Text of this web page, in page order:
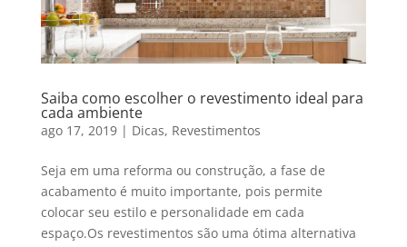
Saiba como escolher o revestimento ideal para
cada ambiente
ago 17, 2019| Dicas, Revestimentos
Seja em uma reforma ou construção, a fase de
acabamento é muito importante, pois permite
colocar seu estilo e personalidade em cada
espaço.Os revestimentos são uma ótima alternativa